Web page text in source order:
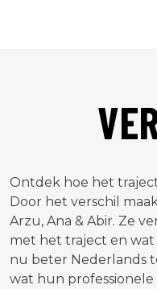
Ontdek hoe het
Door het verschil
Arzu, Ana & Abir. Ze
met het traject en
nu beter Nederlands
wat hun professionele